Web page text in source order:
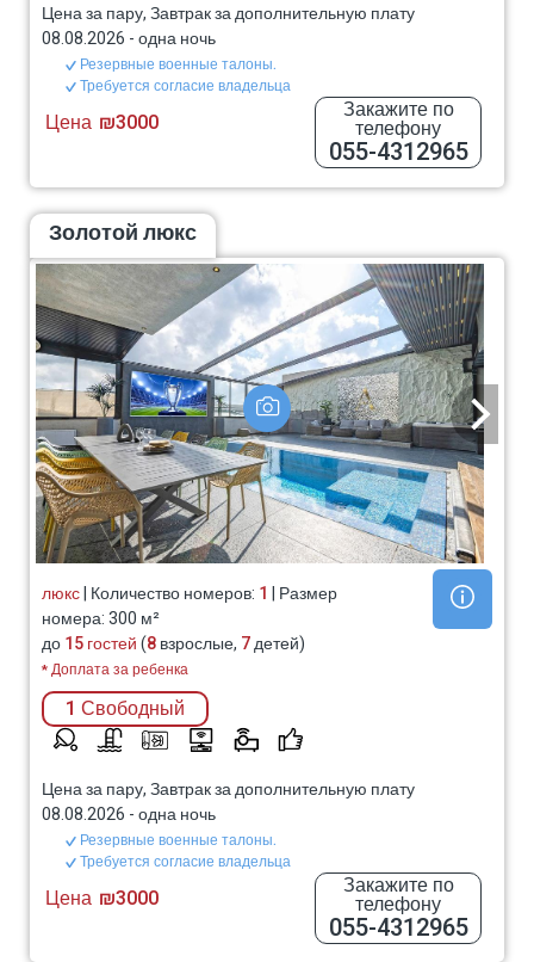
Цена за пару, Завтрак за дополнительную плату
08.08.2026 -одна ночь
Резервные военные талоны.
Требуется согласие владельца
Цена ₪3000 Закажите по
телефону
055-4312965
Золотой люкс
люкс| Количество номеров: 1 | Размер
номера: 300 м²
до15 гостей(8взрослые, 7детей)
* Доплата за ребенка
1 Свободный
Цена за пару, Завтрак за дополнительную плату
08.08.2026 -одна ночь
Резервные военные талоны.
Требуется согласие владельца
Цена ₪3000 Закажите по
телефону
055-4312965